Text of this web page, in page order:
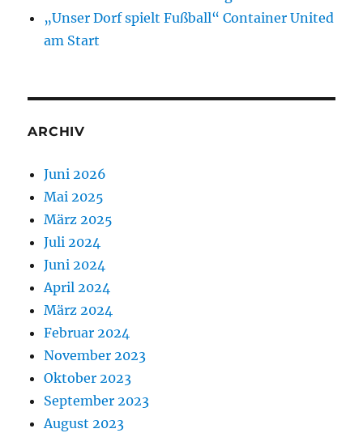
„Unser Dorf spielt Fußball“ Container United
am Start
ARCHIV
Juni 2026
Mai 2025
März 2025
Juli 2024
Juni 2024
April 2024
März 2024
Februar 2024
November 2023
Oktober 2023
September 2023
August 2023